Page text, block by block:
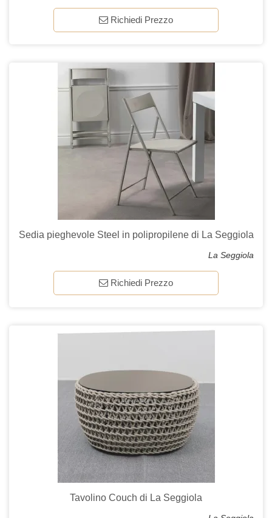
Richiedi Prezzo
Sedia pieghevole Steel in polipropilene di La Seggiola
La Seggiola
Richiedi Prezzo
Tavolino Couch di La Seggiola